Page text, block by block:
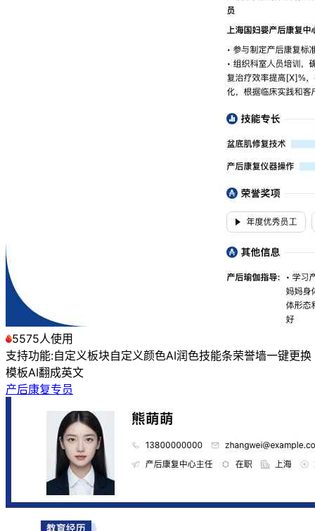
5575人使用
支持功能:自定义板块自定义颜色AI润色技能条荣誉墙一键更换
模板AI翻成英文
产后康复专员